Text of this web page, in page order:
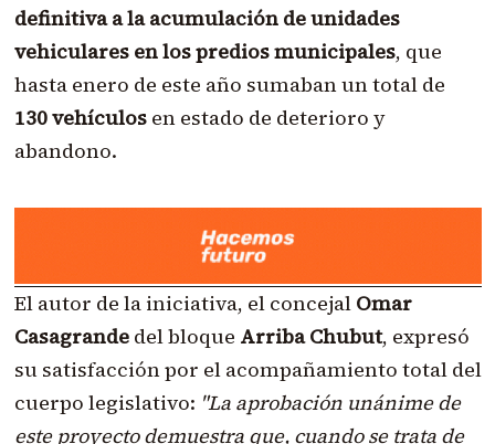
definitiva a la acumulación de unidades
vehiculares en los predios municipales, que
hasta enero de este año sumaban un total de
130 vehículosen estado de deterioro y
abandono.
El autor de la iniciativa, el concejal Omar
Casagrandedel bloque Arriba Chubut, expresó
su satisfacción por el acompañamiento total del
cuerpo legislativo: "La aprobación unánime de
este proyecto demuestra que, cuando se trata de